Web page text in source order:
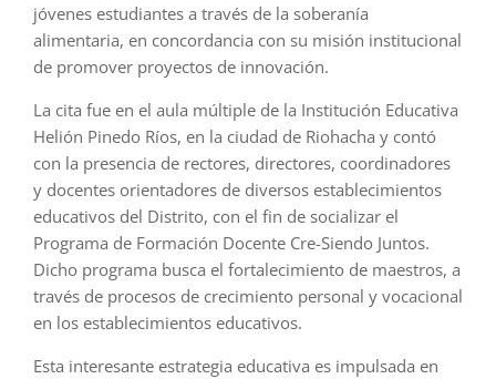
jóvenes estudiantes a través de la soberanía
alimentaria, en concordancia con su misión institucional
de promover proyectos de innovación.
La cita fue en el aula múltiple de la Institución Educativa
Helión Pinedo Ríos, en la ciudad de Riohacha y contó
con la presencia de rectores, directores, coordinadores
y docentes orientadores de diversos establecimientos
educativos del Distrito, con el fin de socializar el
Programa de Formación Docente Cre-Siendo Juntos.
Dicho programa busca el fortalecimiento de maestros, a
través de procesos de crecimiento personal y vocacional
en los establecimientos educativos.
Esta interesante estrategia educativa es impulsada en